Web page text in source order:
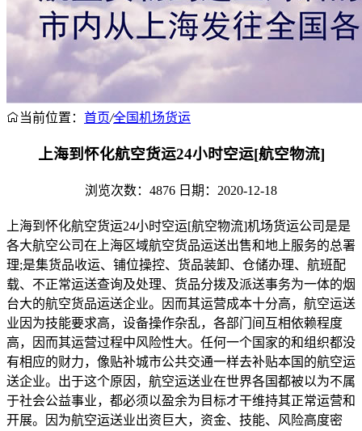
当前位置： 首页/全国机场货运
上海到怀化航空货运24小时空运[航空物流]
浏览次数：4876 日期：2020-12-18
上海到怀化航空货运24小时空运[航空物流]机场货运公司是是
各大航空公司在上海区域航空货品运送出售和地上服务的总署
理;是集货品收运、铺位操控、货品装卸、仓储办理、航班配
载、不正常运送查询及处理、货品分拨及派送事务为一体的烟
台大的航空货品运送企业。因而其运营成本十分高，航空运送
业因为技能要求高，设备操作杂乱，各部门间互相依赖程度
高，因而其运营过程中风险性大。任何一个国家的和组织都没
有相应的财力，像贴补城市公共交通一样去补贴本国的航空运
送企业。出于这个原因，航空运送业在世界各国都被以为不属
于社会公益事业，都必须以盈余为目标才干维持其正常运营和
开展。因为航空运送业出资巨大，资金、技能、风险高度密